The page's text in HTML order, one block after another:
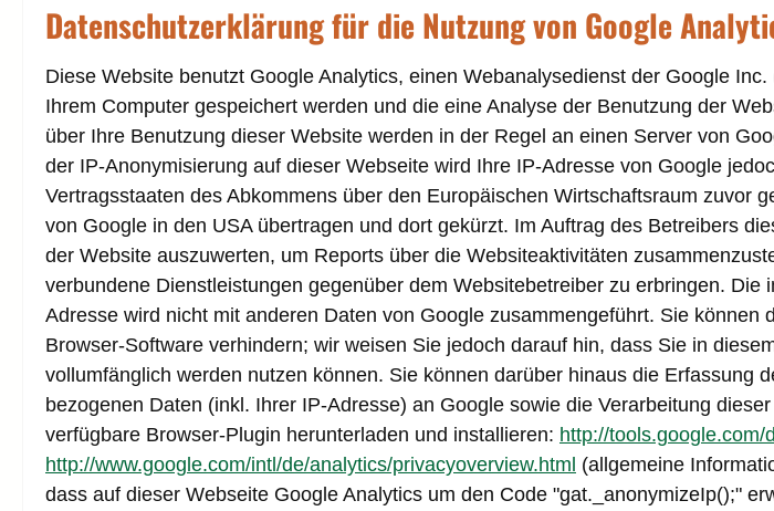
Datenschutzerklärung für die Nutzung von Google
Diese Website benutzt Google Analytics, einen Webanalysedienst der Google
Ihrem Computer gespeichert werden und die eine Analyse der Benutzung der
über Ihre Benutzung dieser Website werden in der Regel an einen Server von
der IP-Anonymisierung auf dieser Webseite wird Ihre IP-Adresse von Google
Vertragsstaaten des Abkommens über den Europäischen Wirtschaftsraum zuvor
von Google in den USA übertragen und dort gekürzt. Im Auftrag des Betreibers
der Website auszuwerten, um Reports über die Websiteaktivitäten
verbundene Dienstleistungen gegenüber dem Websitebetreiber zu erbringen.
Adresse wird nicht mit anderen Daten von Google zusammengeführt. Sie
Browser-Software verhindern; wir weisen Sie jedoch darauf hin, dass Sie in
vollumfänglich werden nutzen können. Sie können darüber hinaus die Erfassung
bezogenen Daten (inkl. Ihrer IP-Adresse) an Google sowie die Verarbeitung
verfügbare Browser-Plugin herunterladen und installieren: http://
http://www.google.com/intl/de/analytics/privacyoverview.html (allgemeine
dass auf dieser Webseite Google Analytics um den Code "gat._anonymizeIp();"